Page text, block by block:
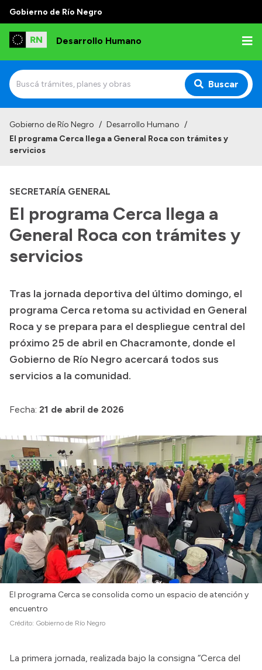
Gobierno de Río Negro
Desarrollo Humano
Buscar
Institucional
Autoridades
Delegaciones
Normativa
Presupuesto
Boletín Oficial
Compras y licitaciones
Consulta de expedientes
Consulta de pago a proveedores
Login
Gobierno de Río Negro / Desarrollo Humano /
El programa Cerca llega a General Roca con trámites y
servicios
SECRETARÍA GENERAL
El programa Cerca llega a
General Roca con trámites y
servicios
Tras la jornada deportiva del último domingo, el
programa Cerca retoma su actividad en General
Roca y se prepara para el despliegue central del
próximo 25 de abril en Chacramonte, donde el
Gobierno de Río Negro acercará todos sus
servicios a la comunidad.
Fecha: 21 de abril de 2026
El programa Cerca se consolida como un espacio de atención y
encuentro
Crédito: Gobierno de Río Negro
La primera jornada, realizada bajo la consigna “Cerca del